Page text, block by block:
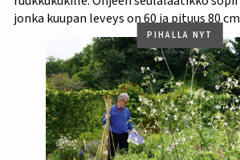
jonka kuupan leveys on 60 ja pituus 80
PIHALLA NYT